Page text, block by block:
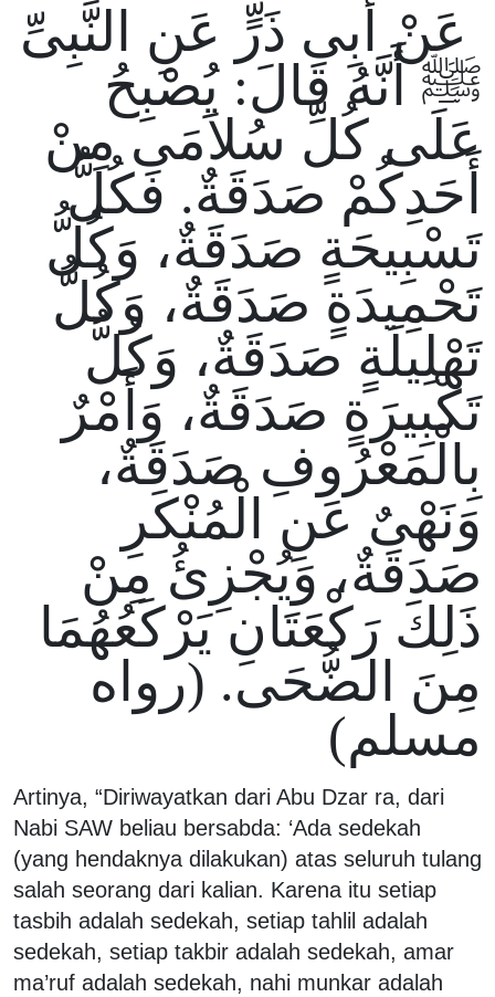
عَنْ أَبِى ذَرٍّ عَنِ النَّبِىِّ
ﷺ أَنَّهُ قَالَ: يُصْبِحُ
عَلَى كُلِّ سُلاَمَى مِنْ
أَحَدِكُمْ صَدَقَةٌ. فَكُلُّ
تَسْبِيحَةٍ صَدَقَةٌ، وَكُلُّ
تَحْمِيدَةٍ صَدَقَةٌ، وَكُلُّ
تَهْلِيلَةٍ صَدَقَةٌ، وَكُلُّ
تَكْبِيرَةٍ صَدَقَةٌ، وَأَمْرٌ
بِالْمَعْرُوفِ صَدَقَةٌ،
وَنَهْىٌ عَنِ الْمُنْكَرِ
صَدَقَةٌ، وَيُجْزِئُ مِنْ
ذَلِكَ رَكْعَتَانِ يَرْكَعُهُمَا
مِنَ الضُّحَى. (رواه
مسلم)
Artinya, “Diriwayatkan dari Abu Dzar ra, dari
Nabi SAW beliau bersabda: ‘Ada sedekah
(yang hendaknya dilakukan) atas seluruh tulang
salah seorang dari kalian. Karena itu setiap
tasbih adalah sedekah, setiap tahlil adalah
sedekah, setiap takbir adalah sedekah, amar
ma’ruf adalah sedekah, nahi munkar adalah